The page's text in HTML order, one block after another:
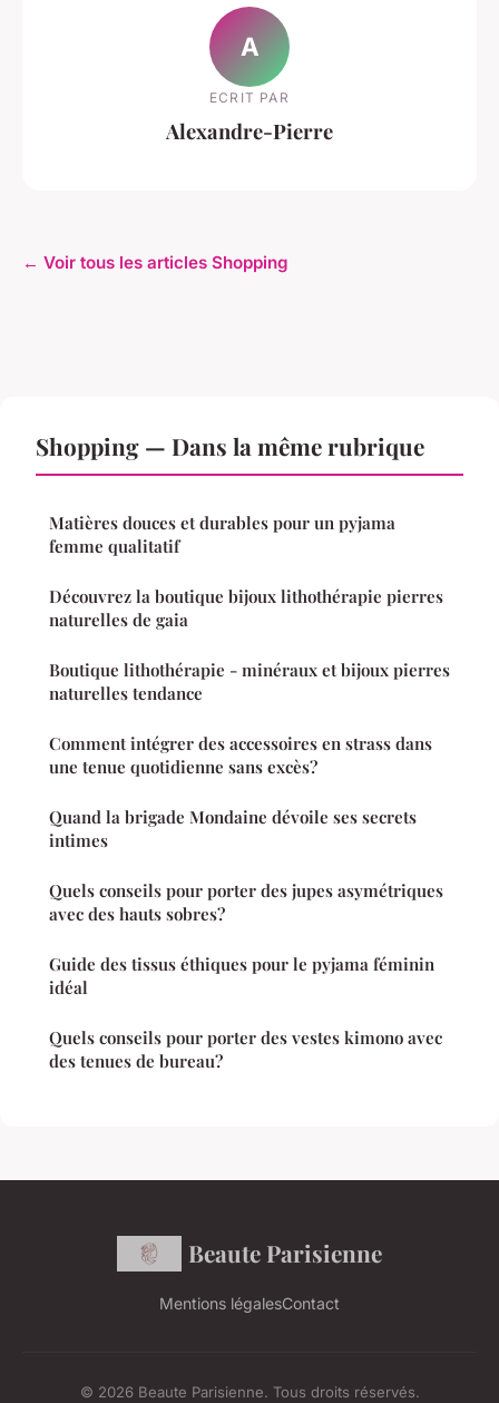
A
ECRIT PAR
Alexandre-Pierre
← Voir tous les articles Shopping
Shopping — Dans la même rubrique
Matières douces et durables pour un pyjama
femme qualitatif
Découvrez la boutique bijoux lithothérapie pierres
naturelles de gaia
Boutique lithothérapie - minéraux et bijoux pierres
naturelles tendance
Comment intégrer des accessoires en strass dans
une tenue quotidienne sans excès?
Quand la brigade Mondaine dévoile ses secrets
intimes
Quels conseils pour porter des jupes asymétriques
avec des hauts sobres?
Guide des tissus éthiques pour le pyjama féminin
idéal
Quels conseils pour porter des vestes kimono avec
des tenues de bureau?
Beaute Parisienne
Mentions légalesContact
© 2026 Beaute Parisienne. Tous droits réservés.